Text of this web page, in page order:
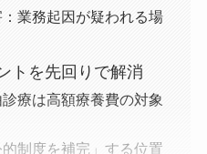
業務起因が疑われる場
トを先回りで解消
療は高額療養費の対象
制度を補完」する位置